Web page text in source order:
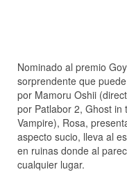
Nominado al premio
sorprendente que
por Mamoru Oshii
por Patlabor 2, Ghost in
Vampire), Rosa,
aspecto sucio, lleva al
en ruinas donde al
cualquier lugar.